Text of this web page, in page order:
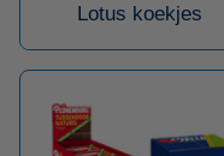
Lotus koekjes